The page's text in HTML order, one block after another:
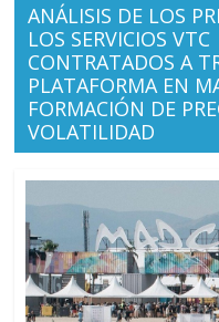
ANÁLISIS DE LOS
LOS SERVICIOS VTC
CONTRATADOS A
PLATAFORMA EN
FORMACIÓN DE
VOLATILIDAD